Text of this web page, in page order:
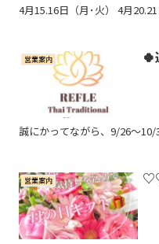
4月15.16日（月･火） 4月
営業案内
誠にかってながら、9/26〜10/
営業案内